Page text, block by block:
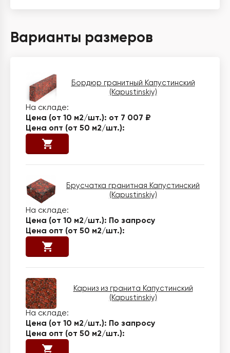
Варианты размеров
Бордюр гранитный Капустинский
(Kapustinskiy)
от 7 007 ₽
Брусчатка гранитная Капустинский
(Kapustinskiy)
По запросу
Карниз из гранита Капустинский
(Kapustinskiy)
По запросу